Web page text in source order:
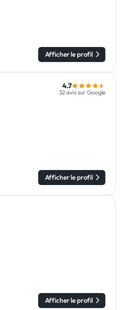
Afficher le profil
4.7
32 avis sur Google
Afficher le profil
Afficher le profil